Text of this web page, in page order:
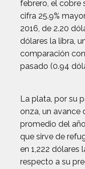
febrero, el cobre
cifra 25.9%
2016, de 2.20
dólares la libra,
comparación
pasado (0.94
La plata, por su
onza, un avance
promedio del
que sirve de
en 1,222 dólares
respecto a su